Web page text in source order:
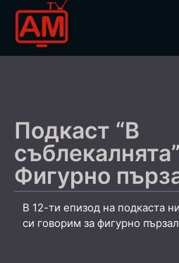
Подкаст “В
Фигурно
В 12-ти епизод на подкаста
си говорим за фигурно